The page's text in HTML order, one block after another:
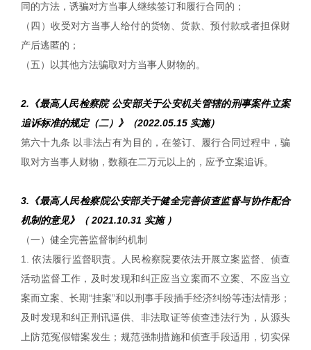
同的方法，诱骗对方当事人继续签订和履行合同的；
（四）收受对方当事人给付的货物、货款、预付款或者担保财
产后逃匿的；
（五）以其他方法骗取对方当事人财物的。
2.《最高人民检察院 公安部关于公安机关管辖的刑事案件立案
追诉标准的规定（二）》（2022.05.15 实施）
第六十九条 以非法占有为目的，在签订、履行合同过程中，骗
取对方当事人财物，数额在二万元以上的，应予立案追诉。
3.《最高人民检察院公安部关于健全完善侦查监督与协作配合
机制的意见》（ 2021.10.31 实施 ）
（一）健全完善监督制约机制
1. 依法履行监督职责。人民检察院要依法开展立案监督、侦查
活动监督工作，及时发现和纠正应当立案而不立案、不应当立
案而立案、长期“挂案”和以刑事手段插手经济纠纷等违法情形；
及时发现和纠正刑讯逼供、非法取证等侦查违法行为，从源头
上防范冤假错案发生；规范强制措施和侦查手段适用，切实保